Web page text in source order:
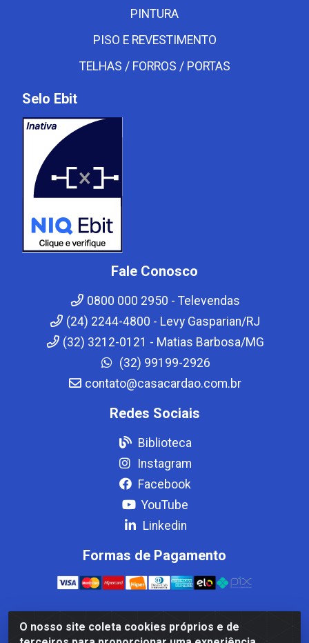
O nosso site coleta cookies próprios e de
PINTURA
PISO E REVESTIMENTO
TELHAS / FORROS / PORTAS
Selo Ebit
Fale Conosco
0800 000 2950 - Televendas
(24) 2244-4800 - Levy Gasparian/RJ
(32) 3212-0121 - Matias Barbosa/MG
(32) 99199-2926
contato@casacardao.com.br
Redes Sociais
Biblioteca
Instagram
Facebook
YouTube
Linkedin
Formas de Pagamento
Casa Cardão LTDA - Av. Amaral Peixoto, 910 - Afonso